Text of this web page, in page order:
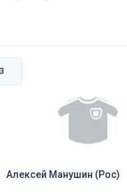
Алексей Манушин (Рос)